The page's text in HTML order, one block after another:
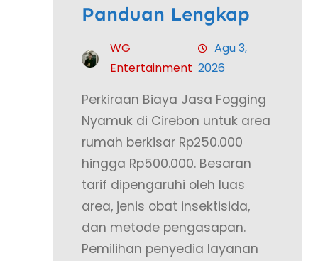
Panduan Lengkap
WG
Entertainment
Agu 3,
2026
Perkiraan Biaya Jasa Fogging
Nyamuk di Cirebon untuk area
rumah berkisar Rp250.000
hingga Rp500.000. Besaran
tarif dipengaruhi oleh luas
area, jenis obat insektisida,
dan metode pengasapan.
Pemilihan penyedia layanan